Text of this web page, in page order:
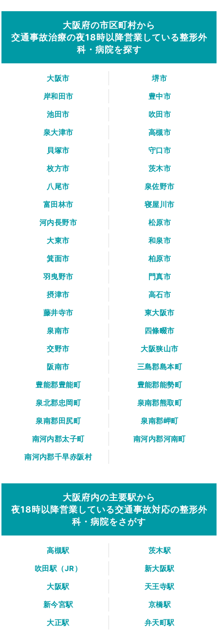
大阪府の市区町村から
交通事故治療の夜18時以降営業している整形外
科・病院を探す
大阪市
堺市
岸和田市
豊中市
池田市
吹田市
泉大津市
高槻市
貝塚市
守口市
枚方市
茨木市
八尾市
泉佐野市
富田林市
寝屋川市
河内長野市
松原市
大東市
和泉市
箕面市
柏原市
羽曳野市
門真市
摂津市
高石市
藤井寺市
東大阪市
泉南市
四條畷市
交野市
大阪狭山市
阪南市
三島郡島本町
豊能郡豊能町
豊能郡能勢町
泉北郡忠岡町
泉南郡熊取町
泉南郡田尻町
泉南郡岬町
南河内郡太子町
南河内郡河南町
南河内郡千早赤阪村
大阪府内の主要駅から
夜18時以降営業している交通事故対応の整形外
科・病院をさがす
高槻駅
茨木駅
吹田駅（JR）
新大阪駅
大阪駅
天王寺駅
新今宮駅
京橋駅
大正駅
弁天町駅